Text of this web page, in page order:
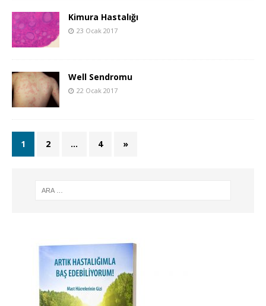
Kimura Hastalığı
23 Ocak 2017
Well Sendromu
22 Ocak 2017
1 2 … 4 »